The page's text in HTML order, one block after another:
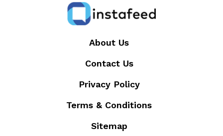
About Us
Contact Us
Privacy Policy
Terms & Conditions
Sitemap